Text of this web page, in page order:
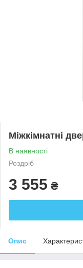
Міжкімнатні
В наявності
Роздріб
3 555 ₴
Опис